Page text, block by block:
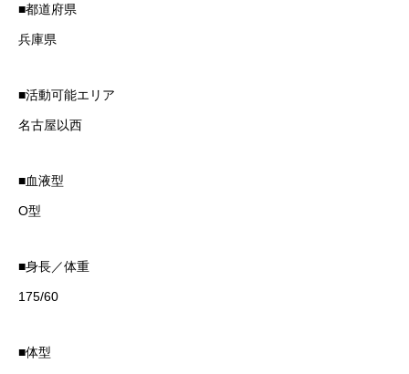
■都道府県
兵庫県
■活動可能エリア
名古屋以西
■血液型
O型
■身長／体重
175/60
■体型